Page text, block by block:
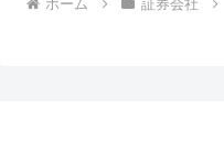
ホーム 証券会社